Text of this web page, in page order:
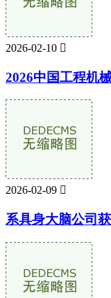
2026-02-10 
2026中国工程机
2026-02-09 
系具身大脑公司